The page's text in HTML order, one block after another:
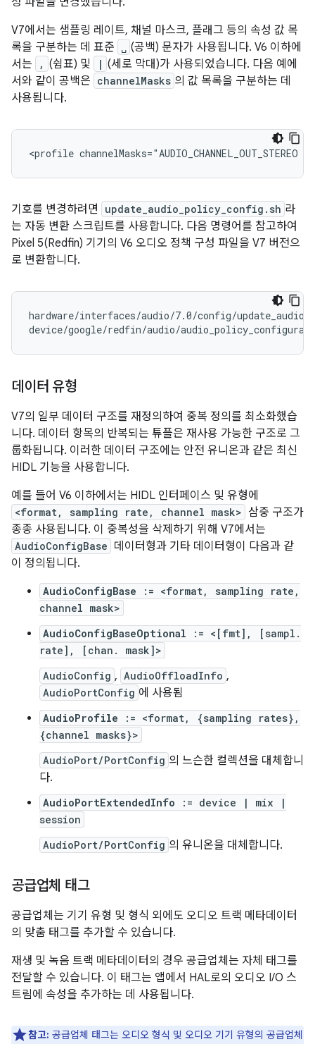
V7에서는 샘플링 레이트, 채널 마스크, 플래그 등의 속성 값 목
록을 구분하는 데 표준
(공백) 문자가 사용됩니다. V6 이하에
서는
, (쉼표) 및 | (세로 막대)가 사용되었습니다. 다음 예에
서와 같이 공백은 channelMasks 의 값 목록을 구분하는 데
사용됩니다.
기호를 변경하려면 update_audio_policy_config.sh 라
는 자동 변환 스크립트를 사용합니다. 다음 명령어를 참고하여
Pixel 5(Redfin) 기기의 V6 오디오 정책 구성 파일을 V7 버전으
로 변환합니다.
hardware/interfaces/audio/7.0/config/
device/google/redfin/audio/
데이터 유형
V7의 일부 데이터 구조를 재정의하여 중복 정의를 최소화했습
니다. 데이터 항목의 반복되는 튜플은 재사용 가능한 구조로 그
룹화됩니다. 이러한 데이터 구조에는 안전 유니온과 같은 최신
HIDL 기능을 사용합니다.
예를 들어 V6 이하에서는 HIDL 인터페이스 및 유형에
<format, sampling rate, channel mask> 삼중 구조가
종종 사용됩니다. 이 중복성을 삭제하기 위해 V7에서는
AudioConfigBase 데이터형과 기타 데이터형이 다음과 같
이 정의됩니다.
AudioConfigBase := <format, sampling rate,
channel mask>
AudioConfigBaseOptional := <[fmt], [sampl.
rate], [chan. mask]>
AudioConfig , AudioOffloadInfo ,
AudioPortConfig 에 사용됨
AudioProfile := <format, {sampling rates},
{channel masks}>
AudioPort/PortConfig 의 느슨한 컬렉션을 대체합니
다.
AudioPortExtendedInfo := device | mix |
session
AudioPort/PortConfig 의 유니온을 대체합니다.
공급업체 태그
공급업체는 기기 유형 및 형식 외에도 오디오 트랙 메타데이터
의 맞춤 태그를 추가할 수 있습니다.
재생 및 녹음 트랙 메타데이터의 경우 공급업체는 자체 태그를
전달할 수 있습니다. 이 태그는 앱에서 HAL로의 오디오 I/O 스
트림에 속성을 추가하는 데 사용됩니다.
참고: 공급업체 태그는 오디오 형식 및 오디오 기기 유형의 공급업체